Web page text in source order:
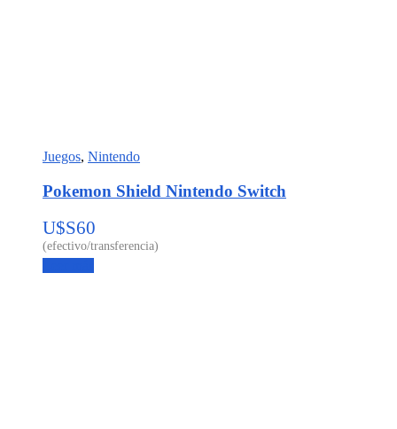
Juegos, Nintendo
Pokemon Shield Nintendo Switch
U$S60